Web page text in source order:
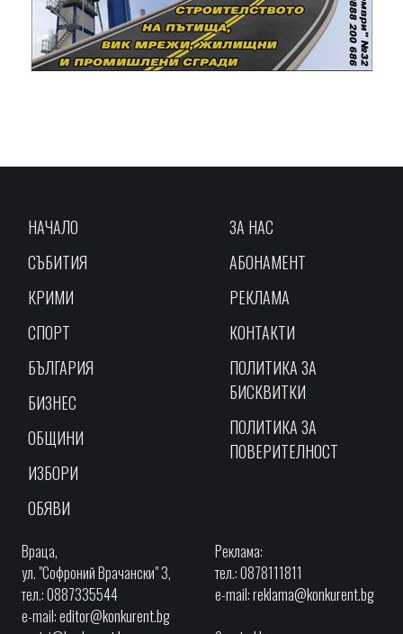
НАЧАЛО
СЪБИТИЯ
КРИМИ
СПОРТ
БЪЛГАРИЯ
БИЗНЕС
ОБЩИНИ
ИЗБОРИ
ОБЯВИ
ЗА НАС
АБОНАМЕНТ
РЕКЛАМА
КОНТАКТИ
ПОЛИТИКА ЗА
БИСКВИТКИ
ПОЛИТИКА ЗА
ПОВЕРИТЕЛНОСТ
Враца,
ул. "Софроний Врачански" 3,
тел.: 0887335544
e-mail:editor@konkurent.bg
Реклама:
тел.: 0878111811
e-mail:reklama@konkurent.bg